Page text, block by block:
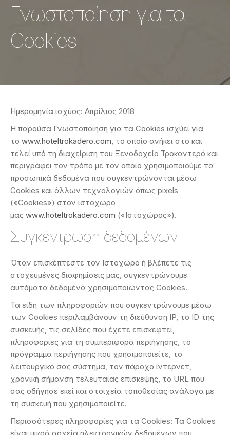
Γνωστοποίηση για τα
Cookies
Ημερομηνία ισχύος: Απρίλιος 2018
Η παρούσα Γνωστοποίηση για τα Cookies ισχύει για
το www.hoteltrokadero.com , το οποίο ανήκει στο και
τελεί υπό τη διαχείριση του Ξενοδοχείο Τροκαντερό και
περιγράφει τον τρόπο με τον οποίο χρησιμοποιούμε τα
προσωπικά δεδομένα που συγκεντρώνονται μέσω
Cookies και άλλων τεχνολογιών όπως pixels
(«Cookies») στον ιστοχώρο
μας www.hoteltrokadero.com («Ιστοχώρος»).
Συγκέντρωση δεδομένων
Όταν επισκέπτεστε τον Ιστοχώρο ή βλέπετε τις
στοχευμένες διαφημίσεις μας, συγκεντρώνουμε
αυτόματα δεδομένα χρησιμοποιώντας Cookies.
Τα είδη των πληροφοριών που συγκεντρώνουμε μέσω
των Cookies περιλαμβάνουν τη διεύθυνση IP, το ID της
συσκευής, τις σελίδες που έχετε επισκεφτεί,
πληροφορίες για τη συμπεριφορά περιήγησης, το
πρόγραμμα περιήγησης που χρησιμοποιείτε, το
λειτουργικό σας σύστημα, τον πάροχο ίντερνετ,
χρονική σήμανση τελευταίας επίσκεψης, το URL που
σας οδήγησε εκεί και στοιχεία τοποθεσίας ανάλογα με
τη συσκευή που χρησιμοποιείτε.
Περισσότερες πληροφορίες για τα Cookies: Τα Cookies
είναι μικρά αρχεία ηλεκτρονικών δεδομένων που